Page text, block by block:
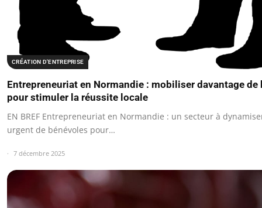
CRÉATION D'ENTREPRISE
Entrepreneuriat en Normandie : mobiliser davantage de
pour stimuler la réussite locale
EN BREF Entrepreneuriat en Normandie : un secteur à
urgent de bénévoles pour…
7 décembre 2025